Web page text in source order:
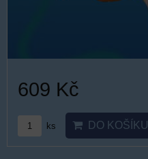
609 Kč
ks DO KOŠÍKU